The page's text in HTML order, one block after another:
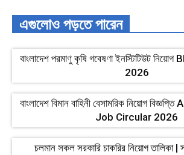
এগুলোও পড়তে পারেন
বাংলাদেশ পরমাণু কৃষি গবেষণা ইনস্টিটিউট
2026
বাংলাদেশ বিমান বাহিনী বেসামরিক নিয়োগ
Job Circular 2026
চলমান সকল সরকারি চাকরির নিয়োগ তালিকা |